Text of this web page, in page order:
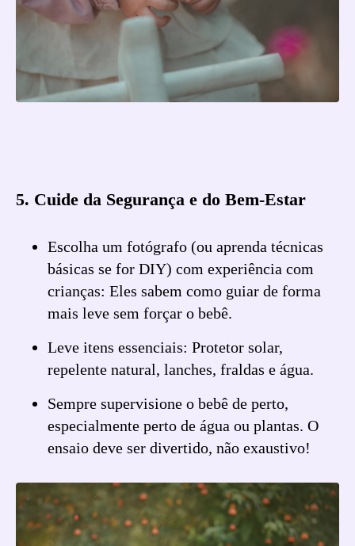
5. Cuide da Segurança e do Bem-Estar
Escolha um fotógrafo (ou aprenda técnicas
básicas se for DIY) com experiência com
crianças: Eles sabem como guiar de forma
mais leve sem forçar o bebê.
Leve itens essenciais: Protetor solar,
repelente natural, lanches, fraldas e água.
Sempre supervisione o bebê de perto,
especialmente perto de água ou plantas. O
ensaio deve ser divertido, não exaustivo!